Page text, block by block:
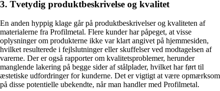
3. Tvetydig produktbeskrivelse og kvalitet
En anden hyppig klage går på produktbeskrivelser og kvaliteten af
materialerne fra Profilmetal. Flere kunder har påpeget, at visse
oplysninger om produkterne ikke var klart angivet på hjemmesiden,
hvilket resulterede i fejlslutninger eller skuffelser ved modtagelsen af
varerne. Der er også rapporter om kvalitetsproblemer, herunder
manglende lakering på begge sider af stålplader, hvilket har ført til
æstetiske udfordringer for kunderne. Det er vigtigt at være opmærksom
på disse potentielle ubekendte, når man handler med Profilmetal.